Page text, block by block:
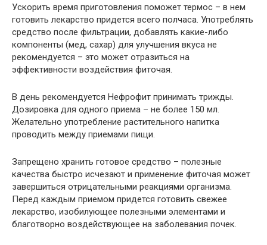
Ускорить время приготовления поможет термос – в нем
готовить лекарство придется всего полчаса. Употреблять
средство после фильтрации, добавлять какие-либо
компоненты (мед, сахар) для улучшения вкуса не
рекомендуется – это может отразиться на
эффективности воздействия фиточая.
В день рекомендуется Нефрофит принимать трижды.
Дозировка для одного приема – не более 150 мл.
Желательно употребление растительного напитка
проводить между приемами пищи.
Запрещено хранить готовое средство – полезные
качества быстро исчезают и применение фиточая может
завершиться отрицательными реакциями организма.
Перед каждым приемом придется готовить свежее
лекарство, изобилующее полезными элементами и
благотворно воздействующее на заболевания почек.